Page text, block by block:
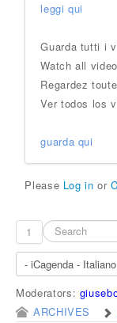
leggi qui
Guarda tutti i
Watch all
Regardez
Ver todos los
guarda qui
Please Log in or
1
Moderators:
ARCHIVES